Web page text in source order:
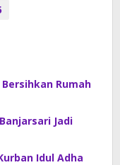
Rumah
Jadi
Idul Adha